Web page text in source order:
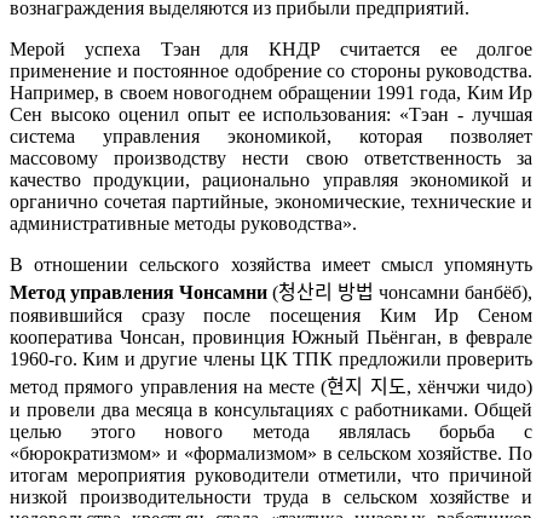
вознаграждения выделяются из прибыли предприятий.
Мерой успеха Тэан для КНДРсчитается ее долгое
применение и постоянное одобрение со стороны руководства.
Например, в своем новогоднем обращении 1991 года, Ким Ир
Сен высоко оценил опыт ее использования: «Тэан - лучшая
система управления экономикой, которая позволяет
массовому производству нести свою ответственность за
качество продукции, рационально управляя экономикой и
органично сочетая партийные, экономические, технические и
административные методы руководства».
В отношении сельского хозяйства имеет смысл упомянуть
Метод управления Чонсамни (청산리 방법 чонсамни банбёб),
появившийся сразу после посещения Ким Ир Сеном
кооператива Чонсан, провинция Южный Пьёнган, в феврале
1960-го. Ким и другие члены ЦК ТПК предложили проверить
метод прямого управления на месте (현지 지도, хёнчжи чидо)
и провели два месяца в консультациях с работниками. Общей
целью этого нового метода являлась борьба с
«бюрократизмом» и «формализмом» в сельском хозяйстве. По
итогам мероприятия руководители отметили, что причиной
низкой производительности труда в сельском хозяйстве и